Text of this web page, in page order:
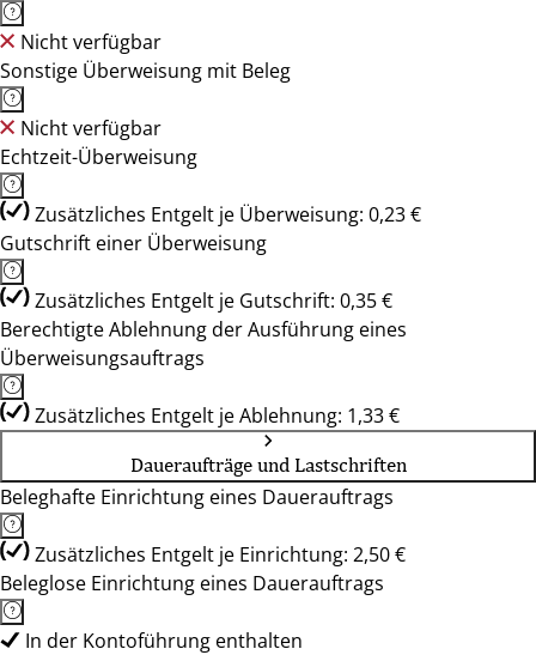
Nicht verfügbar
Sonstige Überweisung mit Beleg
Nicht verfügbar
Echtzeit-Überweisung
Zusätzliches Entgelt je Überweisung: 0,23 €
Gutschrift einer Überweisung
Zusätzliches Entgelt je Gutschrift: 0,35 €
Berechtigte Ablehnung der Ausführung eines
Überweisungsauftrags
Zusätzliches Entgelt je Ablehnung: 1,33 €
Daueraufträge und Lastschriften
Beleghafte Einrichtung eines Dauerauftrags
Zusätzliches Entgelt je Einrichtung: 2,50 €
Beleglose Einrichtung eines Dauerauftrags
In der Kontoführung enthalten